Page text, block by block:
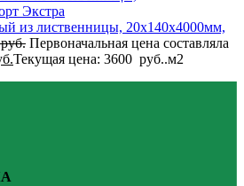
из лиственницы, 20x140x4000мм,
Первоначальная цена составляла
Текущая цена: 3600 руб..м2